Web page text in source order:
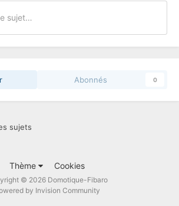
sujet…
Abonnés 0
sujets
Thème Cookies
© 2026 Domotique-Fibaro
by Invision Community